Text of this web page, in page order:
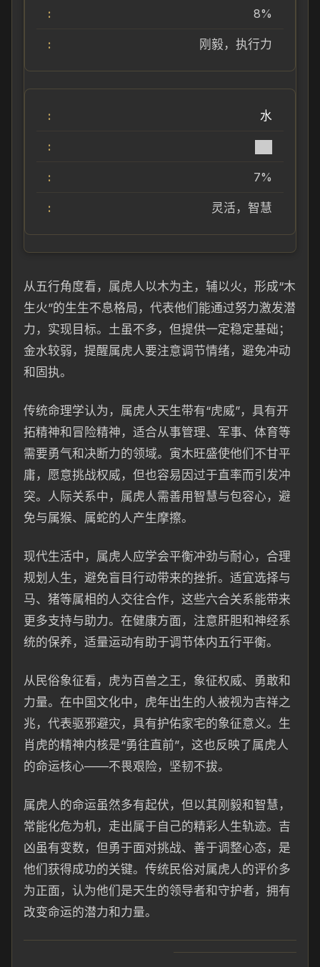
8%
刚毅，执行力
水
7%
灵活，智慧
从五行角度看，属虎人以木为主，辅以火，形成“木
生火”的生生不息格局，代表他们能通过努力激发潜
力，实现目标。土虽不多，但提供一定稳定基础；
金水较弱，提醒属虎人要注意调节情绪，避免冲动
和固执。
传统命理学认为，属虎人天生带有“虎威”，具有开
拓精神和冒险精神，适合从事管理、军事、体育等
需要勇气和决断力的领域。寅木旺盛使他们不甘平
庸，愿意挑战权威，但也容易因过于直率而引发冲
突。人际关系中，属虎人需善用智慧与包容心，避
免与属猴、属蛇的人产生摩擦。
现代生活中，属虎人应学会平衡冲劲与耐心，合理
规划人生，避免盲目行动带来的挫折。适宜选择与
马、猪等属相的人交往合作，这些六合关系能带来
更多支持与助力。在健康方面，注意肝胆和神经系
统的保养，适量运动有助于调节体内五行平衡。
从民俗象征看，虎为百兽之王，象征权威、勇敢和
力量。在中国文化中，虎年出生的人被视为吉祥之
兆，代表驱邪避灾，具有护佑家宅的象征意义。生
肖虎的精神内核是“勇往直前”，这也反映了属虎人
的命运核心——不畏艰险，坚韧不拔。
属虎人的命运虽然多有起伏，但以其刚毅和智慧，
常能化危为机，走出属于自己的精彩人生轨迹。吉
凶虽有变数，但勇于面对挑战、善于调整心态，是
他们获得成功的关键。传统民俗对属虎人的评价多
为正面，认为他们是天生的领导者和守护者，拥有
改变命运的潜力和力量。